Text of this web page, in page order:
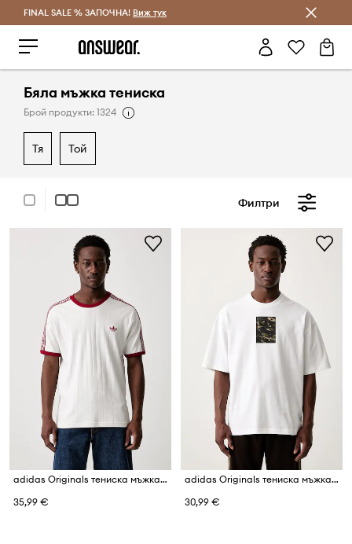
Спестявай с Answear Club
FINAL SALE % ЗАПОЧНА! Виж тук
Бяла мъжка тениска
Брой продукти: 1324
тя той
Филтри
adidas Originals тениска мъжка от памук
35,99 €
adidas Originals тениска мъжка от памук Camo
30,99 €